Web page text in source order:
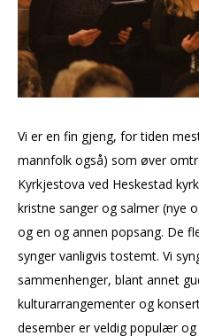
Vi er en fin gjeng, for tiden
mannfolk også) som øver
Kyrkjestova ved Heskestad
kristne sanger og salmer (nye
og en og annen popsang. De
synger vanligvis tostemt. Vi
sammenhenger, blant annet
kulturarrangementer og
desember er veldig populær